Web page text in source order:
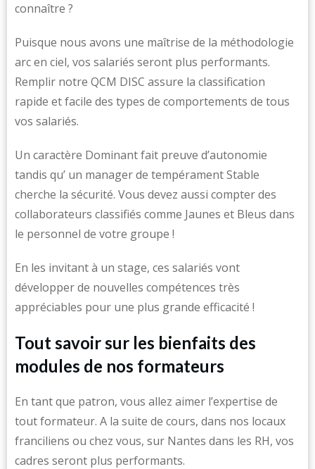
connaître ?
Puisque nous avons une maîtrise de la méthodologie
arc en ciel, vos salariés seront plus performants.
Remplir notre QCM DISC assure la classification
rapide et facile des types de comportements de tous
vos salariés.
Un caractère Dominant fait preuve d’autonomie
tandis qu’ un manager de tempérament Stable
cherche la sécurité. Vous devez aussi compter des
collaborateurs classifiés comme Jaunes et Bleus dans
le personnel de votre groupe !
En les invitant à un stage, ces salariés vont
développer de nouvelles compétences très
appréciables pour une plus grande efficacité !
Tout savoir sur les bienfaits des
modules de nos formateurs
En tant que patron, vous allez aimer l’expertise de
tout formateur. A la suite de cours, dans nos locaux
franciliens ou chez vous, sur Nantes dans les RH, vos
cadres seront plus performants.